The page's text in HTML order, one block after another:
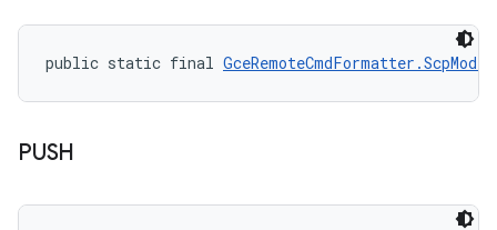
public static final GceRemoteCmdFormatter.ScpMode
PUSH